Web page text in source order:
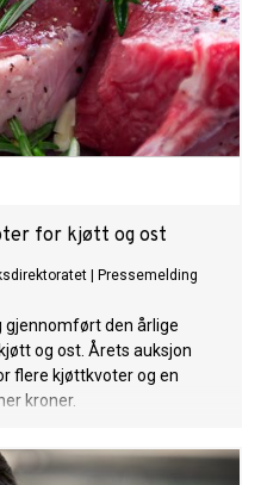
for kjøtt og ost
Pressemelding
gjennomført den årlige
og ost. Årets auksjon
flere kjøttkvoter og en
kroner.